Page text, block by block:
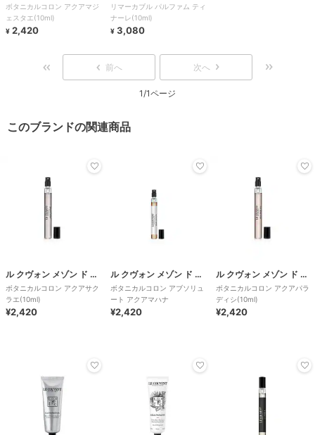
ルファム
ボタニカルコロン アクアマジ
ェスタエ(10ml)
¥ 2,420
ルファム
リマーカブル パルファム ティ
ナーレ(10ml)
¥ 3,080
前へ 次へ
1/1ページ
このブランドの関連商品
ル クヴォン メゾン ド パルファム
ボタニカルコロン アクアサク
ラエ(10ml)
¥2,420
ル クヴォン メゾン ド パルファム
ボタニカルコロン アブソリュ
ート アクアマハナ
¥2,420
ル クヴォン メゾン ド パルファム
ボタニカルコロン アクアパラ
ディシ(10ml)
¥2,420